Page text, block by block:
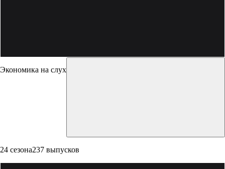
Экономика на слух
24 сезона237 выпусков